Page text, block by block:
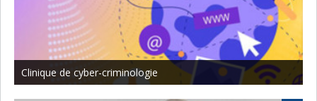
Clinique de cyber-criminologie